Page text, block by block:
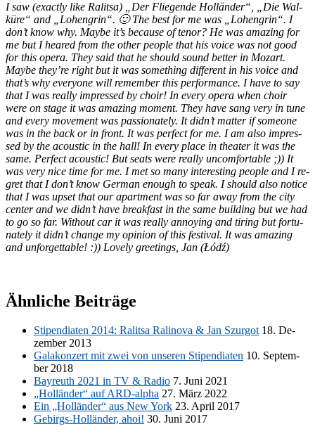
I saw (exact­ly like Ra­lit­sa) „Der Flie­gen­de Hol­län­der“, „Die Wal­
kü­re“ and „Lo­hen­grin“. 🙂 The best for me was „Lo­hen­grin“. I
don’t know why. May­be it’s be­cau­se of te­nor? He was ama­zing for
me but I he­ared from the other peo­p­le that his voice was not good
for this ope­ra. They said that he should sound bet­ter in Mo­zart.
May­be they’­re right but it was so­me­thing dif­fe­rent in his voice and
that’s why ever­yo­ne will re­mem­ber this per­for­mance. I have to say
that I was re­al­ly im­pres­sed by choir! In every ope­ra when choir
were on stage it was ama­zing mo­ment. They have sang very in tune
and every mo­ve­ment was pas­sio­na­te­ly. It did­n’t mat­ter if so­meone
was in the back or in front. It was per­fect for me. I am also im­pres­
sed by the acou­stic in the hall! In every place in thea­ter it was the
same. Per­fect acou­stic! But seats were re­al­ly un­com­for­ta­ble ;)) It
was very nice time for me. I met so many in­te­res­t­ing peo­p­le and I re­
g­ret that I don’t know Ger­man en­ough to speak. I should also no­ti­ce
that I was up­set that our apart­ment was so far away from the city
cen­ter and we did­n’t have break­fast in the same buil­ding but we had
to go so far. Wi­t­hout car it was re­al­ly an­noy­ing and ti­ring but for­t­u­
na­te­ly it did­n’t ch­an­ge my opi­ni­on of this fes­ti­val. It was ama­zing
and unfor­gettable! :)) Love­ly gree­tings, Jan (Łódź)
Ähnliche Beiträge
Sti­pen­dia­ten 2014: Ra­lit­sa Ra­li­no­va & Jan Szur­got18. De­
zem­ber 2013
Ga­la­kon­zert mit zwei von un­se­ren Sti­pen­dia­ten 10. Sep­tem­
ber 2018
Bay­reuth 2021 in TV & Ra­dio 7. Juni 2021
„Hol­län­der“ auf ARD-al­pha 27. März 2022
Ein „Hol­län­der“ aus New York 23. April 2017
Ge­birgs-Hol­län­der, ahoi! 30. Juni 2017